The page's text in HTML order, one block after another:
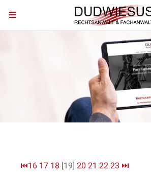
⏮16 17 18 [19] 20 21 22 23 ⏭